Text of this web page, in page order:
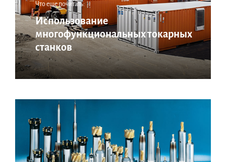
Что еще почитать:
Использование
многофункциональных токарных
станков